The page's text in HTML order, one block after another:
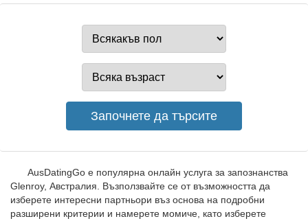
AusDatingGo е популярна онлайн услуга за запознанства
Glenroy, Австралия. Възползвайте се от възможността да
изберете интересни партньори въз основа на подробни
разширени критерии и намерете момиче, като изберете